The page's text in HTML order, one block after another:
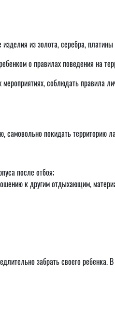
из золота, серебра,
о правилах поведения на
соблюдать правила
самовольно покидать территорию
после отбоя;
к другим отдыхающим,
забрать своего ребенка.